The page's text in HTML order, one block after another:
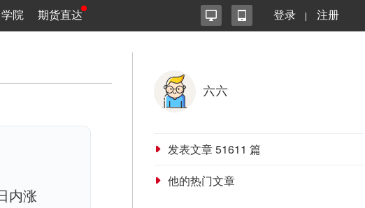
学院 期货直达 登录 注册
内涨
六六
发表文章51611 篇
他的热门文章